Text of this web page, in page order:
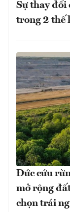
Sự thay đổi
trong 2 thế
Đức cứu
mở rộng
chọn trái